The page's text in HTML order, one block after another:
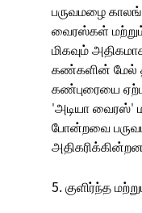
பருவமழை
வைரஸ்கள் மற்றும்
மிகவும்
கண்களின் மேல்
கண்புரையை
'அடியா வைரஸ்'
போன்றவை
5. குளிர்ந்த